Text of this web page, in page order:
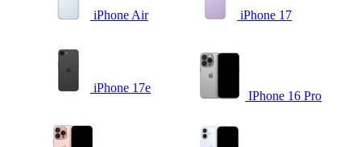
iPhone Air iPhone 17
iPhone 17e
IPhone 16 Pro